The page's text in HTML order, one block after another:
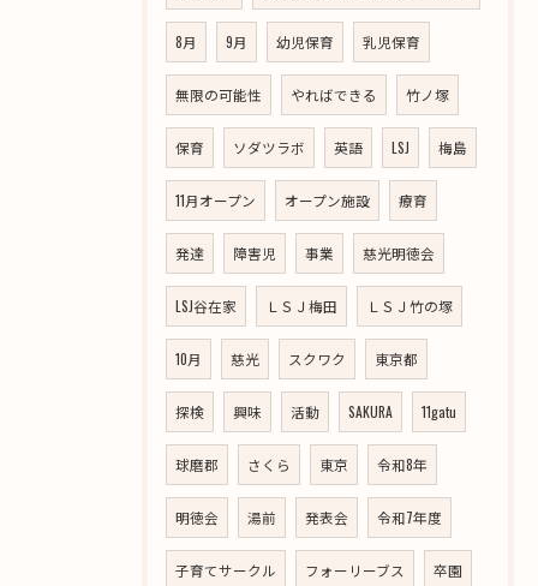
8月 9月 幼児保育 乳児保育
無限の可能性 やればできる 竹ノ塚
保育 ソダツラボ 英語 LSJ 梅島
11月オープン オープン施設 療育
発達 障害児 事業 慈光明徳会
LSJ谷在家 ＬＳＪ梅田 ＬＳＪ竹の塚
10月 慈光 スクワク 東京都
探検 興味 活動 SAKURA 11gatu
球磨郡 さくら 東京 令和8年
明徳会 湯前 発表会 令和7年度
子育てサークル フォーリーブス 卒園